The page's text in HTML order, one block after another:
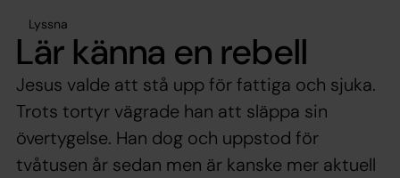
Lyssna
Lär känna en rebell
Jesus valde att stå upp för fattiga och sjuka.
Trots tortyr vägrade han att släppa sin
övertygelse. Han dog och uppstod för
tvåtusen år sedan men är kanske mer aktuell